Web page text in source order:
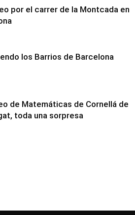
por el carrer de la Montcada en
los Barrios de Barcelona
de Matemáticas de Cornellá de
toda una sorpresa